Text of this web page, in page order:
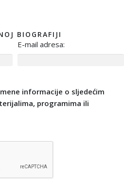
BIOGRAFIJI
E-mail adresa:
informacije o sljedećim
programima ili